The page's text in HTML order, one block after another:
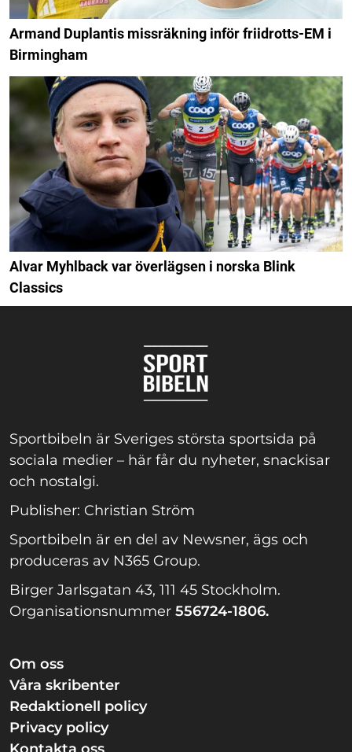
Armand Duplantis missräkning inför friidrotts-EM i
Birmingham
Alvar Myhlback var överlägsen i norska Blink
Classics
Sportbibeln är Sveriges största sportsida på
sociala medier – här får du nyheter, snackisar
och nostalgi.
Publisher: Christian Ström
Sportbibeln är en del av Newsner, ägs och
produceras av N365 Group.
Birger Jarlsgatan 43, 111 45 Stockholm.
Organisationsnummer 556724-1806.
Om oss
Våra skribenter
Redaktionell policy
Privacy policy